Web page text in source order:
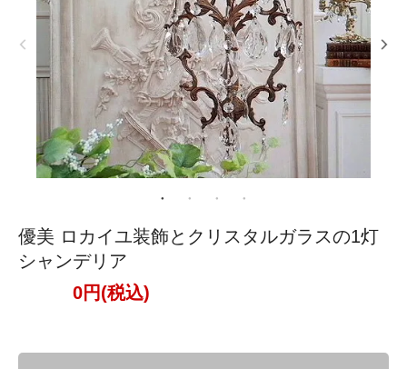
優美 ロカイユ装飾とクリスタルガラスの1灯
シャンデリア
0円(税込)